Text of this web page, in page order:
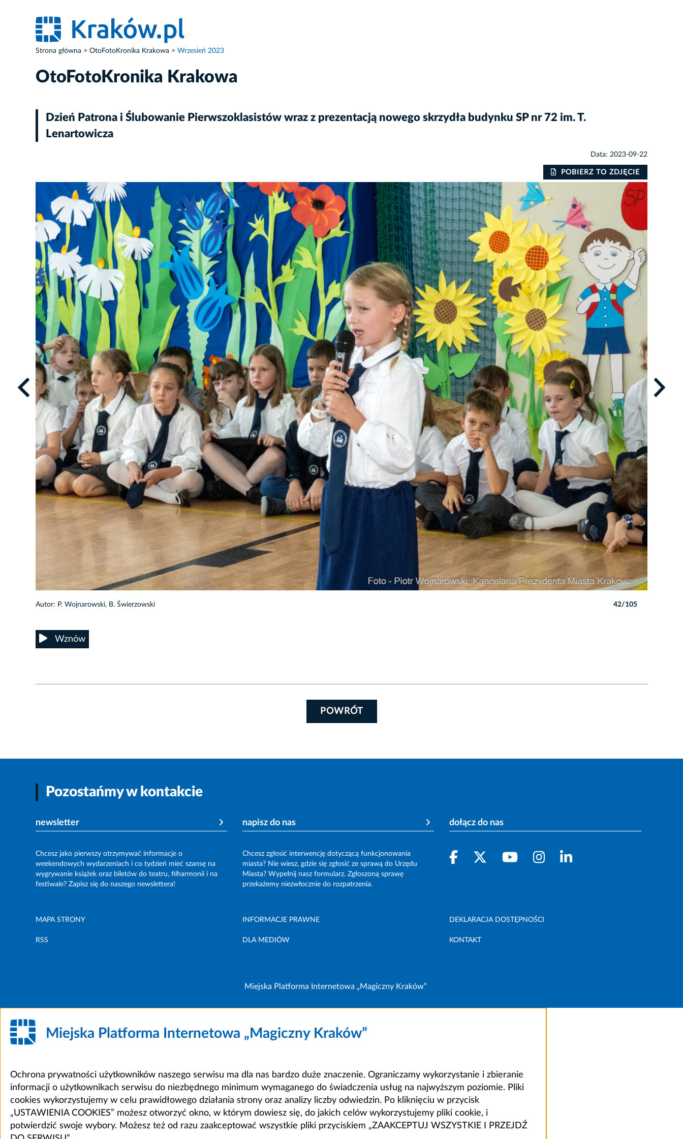
Strona główna OtoFotoKronika Krakowa Wrzesień 2023
OtoFotoKronika Krakowa
Dzień Patrona i Ślubowanie Pierwszoklasistów wraz z prezentacją nowego skrzydła budynku SP nr 72 im. T.
Lenartowicza
Data: 2023-09-22
POBIERZ TO ZDJĘCIE
Autor: P. Wojnarowski, B. Świerzowski 42/105
Wznów
POWRÓT
Pozostańmy w kontakcie
newsletter
Chcesz jako pierwszy otrzymywać informacje o
weekendowych wydarzeniach i co tydzień mieć szansę na
wygrywanie książek oraz biletów do teatru, filharmonii i na
festiwale? Zapisz się do naszego newslettera!
napisz do nas
Chcesz zgłosić interwencję dotyczącą funkcjonowania
miasta? Nie wiesz, gdzie się zgłosić ze sprawą do Urzędu
Miasta? Wypełnij nasz formularz. Zgłoszoną sprawę
przekażemy niezwłocznie do rozpatrzenia.
dołącz do nas
MAPA STRONY INFORMACJE PRAWNE DEKLARACJA DOSTĘPNOŚCI
RSS DLA MEDIÓW KONTAKT
Miejska Platforma Internetowa „Magiczny Kraków”
Miejska Platforma Internetowa „Magiczny Kraków”
Ochrona prywatności użytkowników naszego serwisu ma dla nas bardzo duże znaczenie. Ograniczamy wykorzystanie i zbieranie
informacji o użytkownikach serwisu do niezbędnego minimum wymaganego do świadczenia usług na najwyższym poziomie. Pliki
cookies wykorzystujemy w celu prawidłowego działania strony oraz analizy liczby odwiedzin. Po kliknięciu w przycisk
„USTAWIENIA COOKIES” możesz otworzyć okno, w którym dowiesz się, do jakich celów wykorzystujemy pliki cookie, i
potwierdzić swoje wybory. Możesz też od razu zaakceptować wszystkie pliki przyciskiem „ZAAKCEPTUJ WSZYSTKIE I PRZEJDŹ